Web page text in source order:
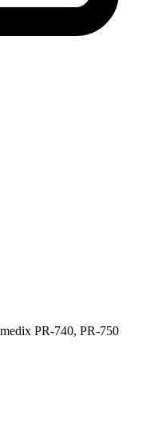
PR-740, PR-750